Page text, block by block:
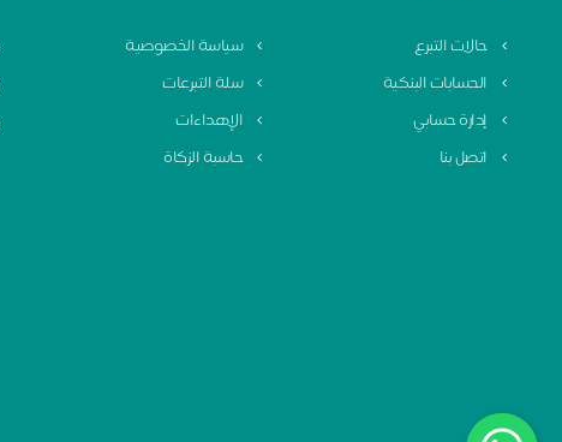
حالات التبرع
سياسة الخصوصية
الحسابات البنكية
سلة التبرعات
إدارة حسابي
الإهداءات
اتصل بنا
حاسبة الزكاة